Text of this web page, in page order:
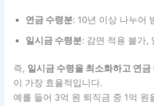
연금 수령분: 10년 이상 나누어
일시금 수령분: 감면 적용 불가,
즉, 일시금 수령을 최소화하고 연
이 가장 효율적입니다.
예를 들어 3억 원 퇴직금 중 1억 원